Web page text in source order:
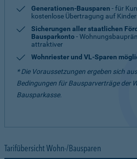
Generationen-Bausparen - für
kostenlose Übertragung auf
Sicherungen aller staatlichen
Bausparkonto-
attraktiver
Wohnriester und VL-Sparen
* Die Voraussetzungen ergeben sich
Bedingungen für Bausparverträge der
Bausparkasse.
Tarifübersicht Wohn-/Bausparen